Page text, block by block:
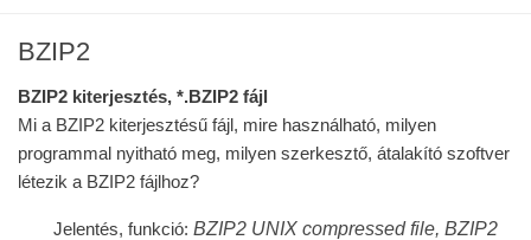
BZIP2
BZIP2 kiterjesztés, *.BZIP2 fájl
Mi a BZIP2 kiterjesztésű fájl, mire használható, milyen
programmal nyitható meg, milyen szerkesztő, átalakító szoftver
létezik a BZIP2 fájlhoz?
Jelentés, funkció: BZIP2 UNIX compressed file, BZIP2